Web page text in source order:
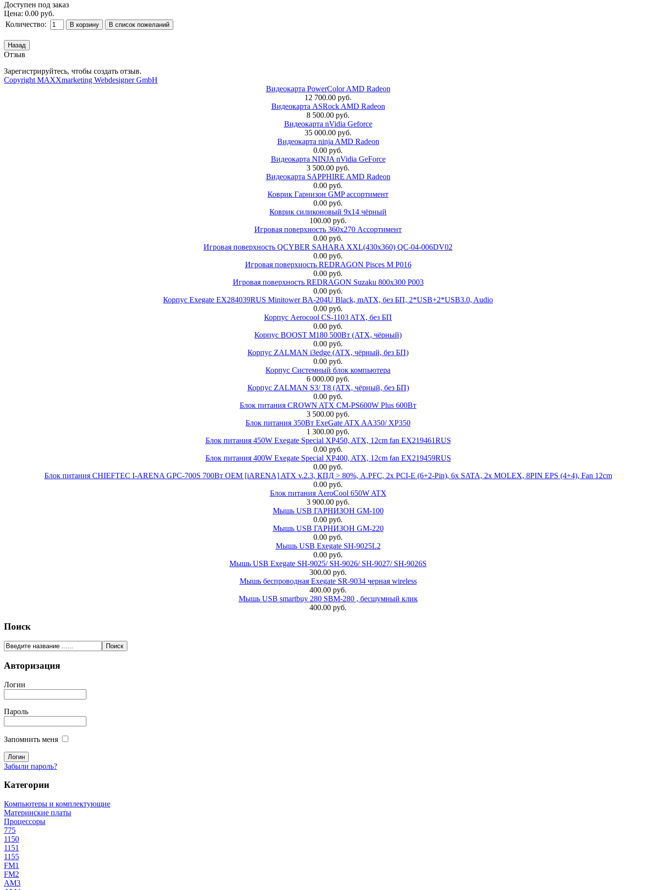
Доступен под заказ
Цена: 0.00 руб.
Количество:
Отзыв
Зарегистрируйтесь, чтобы создать отзыв.
Copyright MAXXmarketing Webdesigner GmbH
Видеокарта PowerColor AMD Radeon
12 700.00 руб.
Видеокарта ASRock AMD Radeon
8 500.00 руб.
Видеокарта nVidia Geforce
35 000.00 руб.
Видеокарта ninja AMD Radeon
0.00 руб.
Видеокарта NINJA nVidia GeForce
3 500.00 руб.
Видеокарта SAPPHIRE AMD Radeon
0.00 руб.
Коврик Гарнизон GMP ассортимент
0.00 руб.
Коврик силиконовый 9х14 чёрный
100.00 руб.
Игровая поверхность 360x270 Ассортимент
0.00 руб.
Игровая поверхность QCYBER SAHARA XXL(430x360) QC-04-006DV02
0.00 руб.
Игровая поверхность REDRAGON Pisces M P016
0.00 руб.
Игровая поверхность REDRAGON Suzaku 800x300 P003
0.00 руб.
Корпус Exegate EX284039RUS Minitower BA-204U Black, mATX, без БП, 2*USB+2*USB3.0, Audio
0.00 руб.
Корпус Aerocool CS-1103 ATX, без БП
0.00 руб.
Корпус BOOST M180 500Вт (ATX, чёрный)
0.00 руб.
Корпус ZALMAN i3edge (ATX, чёрный, без БП)
0.00 руб.
Корпус Системный блок компьютера
6 000.00 руб.
Корпус ZALMAN S3/ T8 (ATX, чёрный, без БП)
0.00 руб.
Блок питания CROWN ATX CM-PS600W Plus 600Вт
3 500.00 руб.
Блок питания 350Вт ExeGate ATX AA350/ XP350
1 300.00 руб.
Блок питания 450W Exegate Special XP450, ATX, 12cm fan EX219461RUS
0.00 руб.
Блок питания 400W Exegate Special XP400, ATX, 12cm fan EX219459RUS
0.00 руб.
Блок питания CHIEFTEC I-ARENA GPC-700S 700Вт OEM [iARENA] ATX v.2.3, КПД > 80%, A.PFC, 2x PCI-E (6+2-Pin), 6x SATA, 2x MOLEX, 8PIN EPS (4+4), Fan 12cm
0.00 руб.
Блок питания AeroCool 650W ATX
3 900.00 руб.
Мышь USB ГАРНИЗОН GM-100
0.00 руб.
Мышь USB ГАРНИЗОН GM-220
0.00 руб.
Мышь USB Exegate SH-9025L2
0.00 руб.
Мышь USB Exegate SH-9025/ SH-9026/ SH-9027/ SH-9026S
300.00 руб.
Мышь беспроводная Exegate SR-9034 черная wireless
400.00 руб.
Мышь USB smartbuy 280 SBM-280 , бесшумный клик
400.00 руб.
Поиск
Авторизация
Логин
Пароль
Запомнить меня
Забыли пароль?
Категории
Компьютеры и комплектующие
Материнские платы
Процессоры
775
1150
1151
1155
FM1
FM2
AM3